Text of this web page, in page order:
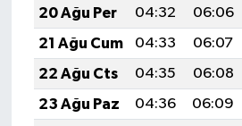
20 Ağu Per
04:32 06:06
21 Ağu Cum
04:33 06:07
22 Ağu Cts
04:35 06:08
23 Ağu Paz
04:36 06:09